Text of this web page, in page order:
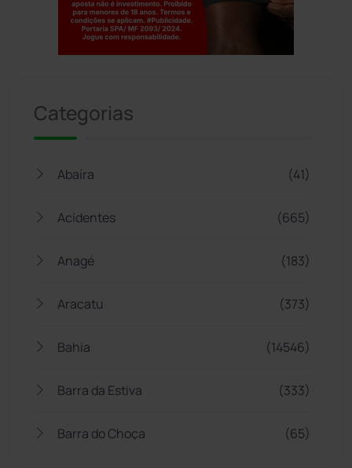
Categorias
Abaíra (41)
Acidentes (665)
Anagé (183)
Aracatu (373)
Bahia (14546)
Barra da Estiva (333)
Barra do Choça (65)